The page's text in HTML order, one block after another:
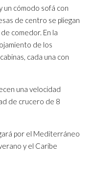
un cómodo sofá con
de centro se pliegan
comedor. En la
de los
cada una con
una velocidad
de crucero de 8
por el Mediterráneo
y el Caribe